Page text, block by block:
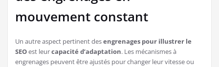
mouvement constant
Un autre aspect pertinent desengrenages pour illustrer le
SEOest leurcapacité d’adaptation. Les mécanismes à
engrenages peuvent être ajustés pour changer leur vitesse ou